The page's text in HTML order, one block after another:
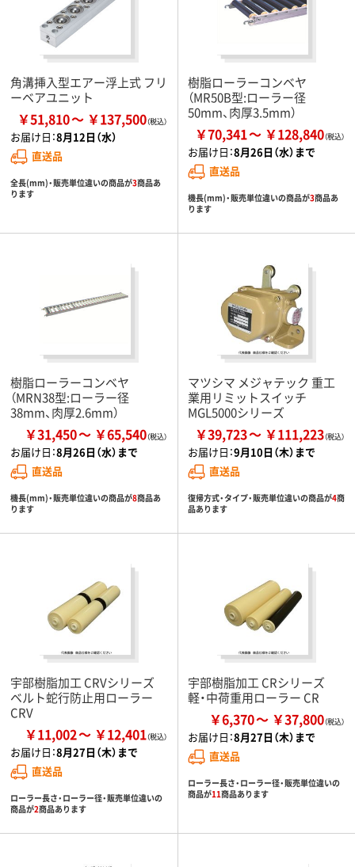
角溝挿入型エアー浮上式 フリ
ーベアユニット
￥51,810 ￥137,500
お届け日：8月12日（水）
直送品
全長(mm)・販売単位違いの商品が3商品あ
ります
樹脂ローラーコンベヤ
（MR50B型:ローラー径
50mm、肉厚3.5mm）
￥70,341 ￥128,840
お届け日：8月26日（水）まで
直送品
機長(mm)・販売単位違いの商品が3商品あ
ります
樹脂ローラーコンベヤ
（MRN38型:ローラー径
38mm、肉厚2.6mm）
￥31,450 ￥65,540
お届け日：8月26日（水）まで
直送品
機長(mm)・販売単位違いの商品が8商品あ
ります
マツシマ メジャテック 重工
業用リミットスイッチ
MGL5000シリーズ
￥39,723 ￥111,223
お届け日：9月10日（木）まで
直送品
復帰方式・タイプ・販売単位違いの商品が4商
品あります
宇部樹脂加工 CRVシリーズ
ベルト蛇行防止用ローラー
CRV
￥11,002 ￥12,401
お届け日：8月27日（木）まで
直送品
ローラー長さ・ローラー径・販売単位違いの
商品が2商品あります
宇部樹脂加工 CRシリーズ
軽・中荷重用ローラー CR
￥6,370 ￥37,800
お届け日：8月27日（木）まで
直送品
ローラー長さ・ローラー径・販売単位違いの
商品が11商品あります